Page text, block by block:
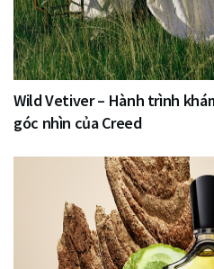
Wild Vetiver – Hành trình
góc nhìn của Creed